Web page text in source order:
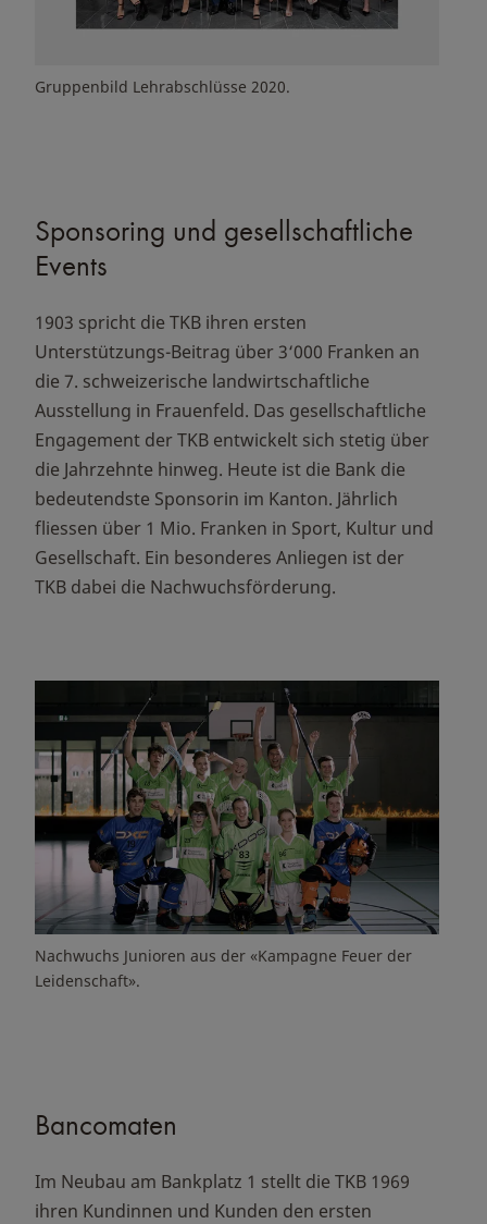
Gruppenbild Lehrabschlüsse 2020.
Sponsoring und gesellschaftliche
Events
1903 spricht die TKB ihren ersten
Unterstützungs-Beitrag über 3‘000 Franken an
die 7. schweizerische landwirtschaftliche
Ausstellung in Frauenfeld. Das gesellschaftliche
Engagement der TKB entwickelt sich stetig über
die Jahrzehnte hinweg. Heute ist die Bank die
bedeutendste Sponsorin im Kanton. Jährlich
fliessen über 1 Mio. Franken in Sport, Kultur und
Gesellschaft. Ein besonderes Anliegen ist der
TKB dabei die Nachwuchsförderung.
Nachwuchs Junioren aus der «Kampagne Feuer der
Leidenschaft».
Bancomaten
Im Neubau am Bankplatz 1 stellt die TKB 1969
ihren Kundinnen und Kunden den ersten